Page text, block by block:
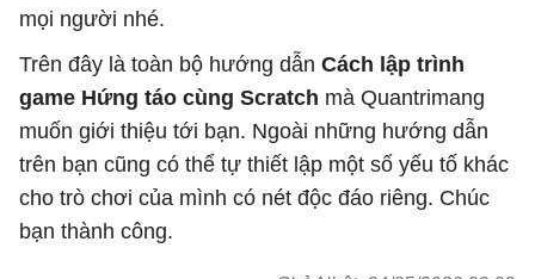
mọi người nhé.
Trên đây là toàn bộ hướng dẫn Cách lập trình
game Hứng táo cùng Scratch mà Quantrimang
muốn giới thiệu tới bạn. Ngoài những hướng dẫn
trên bạn cũng có thể tự thiết lập một số yếu tố khác
cho trò chơi của mình có nét độc đáo riêng. Chúc
bạn thành công.